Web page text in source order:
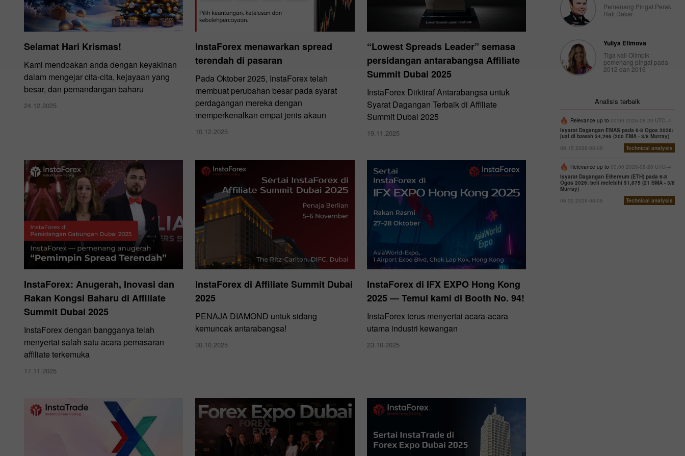
Selamat Hari Krismas!
Kami mendoakan anda dengan keyakinan
dalam mengejar cita-cita, kejayaan yang
besar, dan pemandangan baharu
24.12.2025
InstaForex menawarkan spread
terendah di pasaran
Pada Oktober 2025, InstaForex telah
membuat perubahan besar pada syarat
perdagangan mereka dengan
memperkenalkan empat jenis akaun
10.12.2025
“Lowest Spreads Leader” semasa
persidangan antarabangsa Affiliate
Summit Dubai 2025
InstaForex Diiktiraf Antarabangsa untuk
Syarat Dagangan Terbaik di Affiliate
Summit Dubai 2025
19.11.2025
InstaForex: Anugerah, Inovasi dan
Rakan Kongsi Baharu di Affiliate
Summit Dubai 2025
InstaForex dengan bangganya telah
menyertai salah satu acara pemasaran
affiliate terkemuka
17.11.2025
InstaForex di Affiliate Summit Dubai
2025
PENAJA DIAMOND untuk sidang
kemuncak antarabangsa!
30.10.2025
InstaForex di IFX EXPO Hong Kong
2025 — Temui kami di Booth No. 94!
InstaForex terus menyertai acara-acara
utama industri kewangan
23.10.2025
Pemenang Pingat Perak
Rali Dakar.
Yuliya Efimova
Tiga kali Olimpik
pemenang pingat pada
2012 dan 2016
Analisis terbaik
Relevance up to 00:00 2026-08-20 UTC--4
Isyarat Dagangan EMAS pada 6-8 Ogos 2026:
jual di bawah $4,296 (200 EMA - 3/8 Murray)
06:15 2026-08-06
Technical analysis
Relevance up to 00:00 2026-08-20 UTC--4
Isyarat Dagangan Ethereum (ETH) pada 6-8
Ogos 2026: beli melebihi $1,875 (21 SMA - 3/8
Murray)
06:32 2026-08-06
Technical analysis